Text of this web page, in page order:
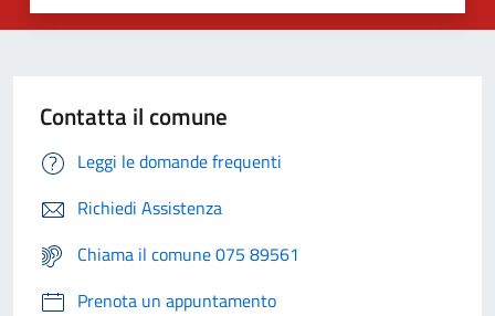
Contatta il comune
Leggi le domande frequenti
Richiedi Assistenza
Chiama il comune 075 89561
Prenota un appuntamento